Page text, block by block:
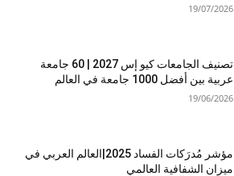
19/07/2026
تصنيف الجامعات كيو إس 2027 | 60 جامعة
عربية بين أفضل 1000 جامعة في العالم
19/06/2026
مؤشر مُدرَكات الفساد 2025|العالم العربي في
ميزان الشفافية العالمي